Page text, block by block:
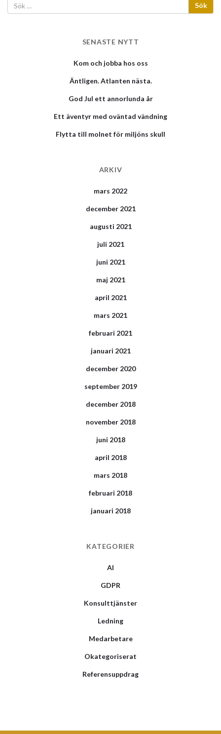
SENASTE NYTT
Kom och jobba hos oss
Äntligen. Atlanten nästa.
God Jul ett annorlunda år
Ett äventyr med oväntad vändning
Flytta till molnet för miljöns skull
ARKIV
mars 2022
december 2021
augusti 2021
juli 2021
juni 2021
maj 2021
april 2021
mars 2021
februari 2021
januari 2021
december 2020
september 2019
december 2018
november 2018
juni 2018
april 2018
mars 2018
februari 2018
januari 2018
KATEGORIER
AI
GDPR
Konsulttjänster
Ledning
Medarbetare
Okategoriserat
Referensuppdrag